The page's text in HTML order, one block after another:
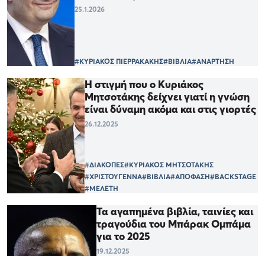
25.1.2026
#ΚΥΡΙΑΚΟΣ ΠΙΕΡΡΑΚΑΚΗΣ#ΒΙΒΛΙΑ#ΑΝΑΡΤΗΣΗ
Η στιγμή που ο Κυριάκος
Μητσοτάκης δείχνει γιατί η γνώση
είναι δύναμη ακόμα και στις γιορτές
26.12.2025
#ΔΙΑΚΟΠΕΣ#ΚΥΡΙΑΚΟΣ ΜΗΤΣΟΤΑΚΗΣ
#ΧΡΙΣΤΟΥΓΕΝΝΑ#ΒΙΒΛΙΑ#ΑΠΟΦΑΣΗ#BACKSTAGE
#ΜΕΛΕΤΗ
Τα αγαπημένα βιβλία, ταινίες και
τραγούδια του Μπάρακ Ομπάμα
για το 2025
19.12.2025